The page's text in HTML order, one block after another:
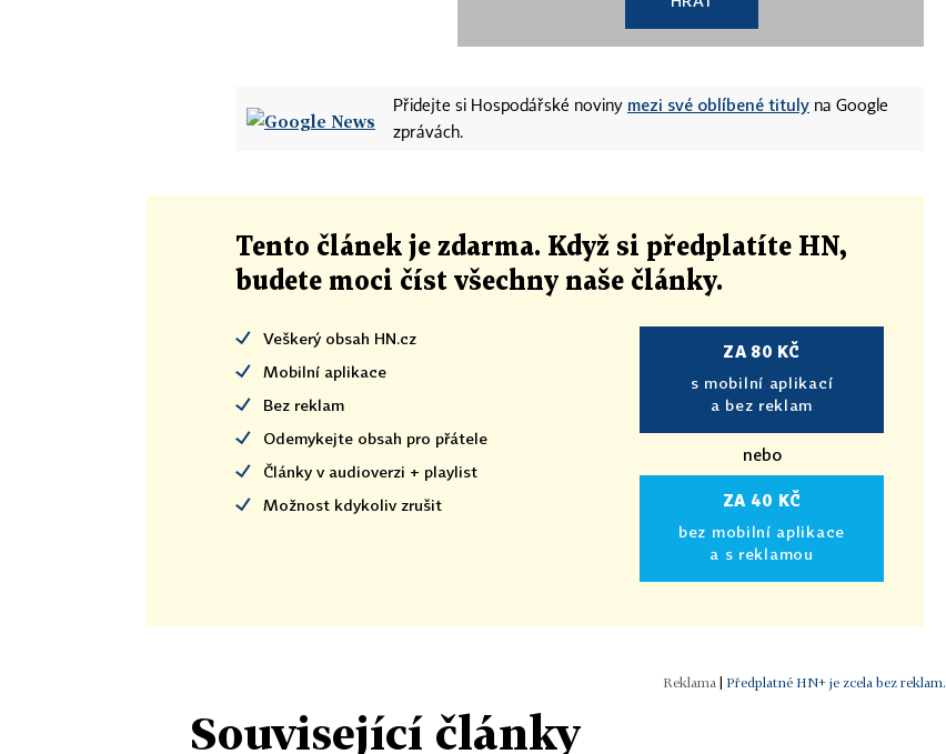
Přidejte si Hospodářské noviny mezi své oblíbené tituly na Google
zprávách.
Tento článek je zdarma. Když si předplatíte HN,
budete moci číst všechny naše články.
Veškerý obsah HN.cz
Mobilní aplikace
Bez reklam
Odemykejte obsah pro přátele
Články v audioverzi + playlist
Možnost kdykoliv zrušit
ZA 80 KČ
s mobilní aplikací
a bez reklam
nebo
ZA 40 KČ
bez mobilní aplikace
a s reklamou
Předplatné HN+ je zcela bez reklam.
Související články